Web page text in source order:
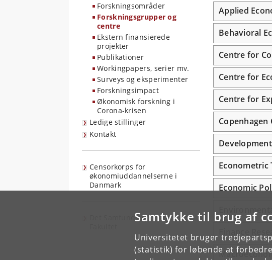
Samtykke til brug af
Universitetet bruger
(statistik) for løbende at
Forskningsområder
Forskningsgrupper og
centre
Ekstern finansierede
projekter
Publikationer
Workingpapers, serier mv.
Surveys og eksperimenter
Forskningsimpact
Økonomisk forskning i
Corona-krisen
Ledige stillinger
Kontakt
Censorkorps for
økonomiuddannelserne i
Danmark
Det Samfundsvidenskabelige
Applied
Behavioral
Centre for
Centre for
Centre for
Copenhagen
Econometric
Economic
Finance